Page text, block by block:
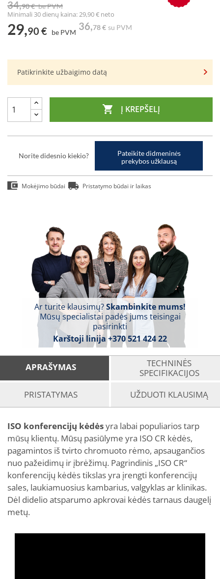
34,90 € be PVM
Minimali 30 dienų kaina: 29,90 € neto
29,90 € be PVM
36,78 € su PVM
Patikrinkite užbaigimo datą
 Į KREPŠELĮ
Norite didesnio kiekio?
Pateikite didmeninės
prekybos užklausą
Mokėjimo būdai Pristatymo būdai ir laikas
Ar turite klausimų?Skambinkite mums!
Mūsų specialistai padės jums teisingai
pasirinkti
Karštoji linija +370 521 424 22
APRAŠYMAS
TECHNINĖS
SPECIFIKACIJOS
PRISTATYMAS
UŽDUOTI KLAUSIMĄ
ISO konferencijų kėdėsyra labai populiarios tarp
mūsų klientų. Mūsų pasiūlyme yra ISO CR kėdės,
pagamintos iš tvirto chromuoto rėmo, apsaugančios
nuo pažeidimų ir įbrėžimų. Pagrindinis „ISO CR“
konferencijų kėdės tikslas yra įrengti konferencijų
sales, laukiamuosius kambarius, valgyklas ar klinikas.
Dėl didelio atsparumo apkrovai kėdės tarnaus daugelį
metų.